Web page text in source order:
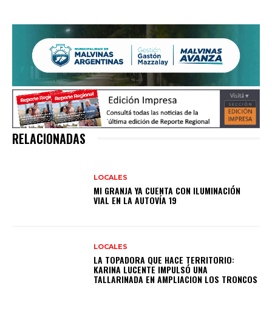
RELACIONADAS
LOCALES
MI GRANJA YA CUENTA CON ILUMINACIÓN
VIAL EN LA AUTOVÍA 19
LOCALES
LA TOPADORA QUE HACE TERRITORIO:
KARINA LUCENTE IMPULSÓ UNA
TALLARINADA EN AMPLIACION LOS TRONCOS